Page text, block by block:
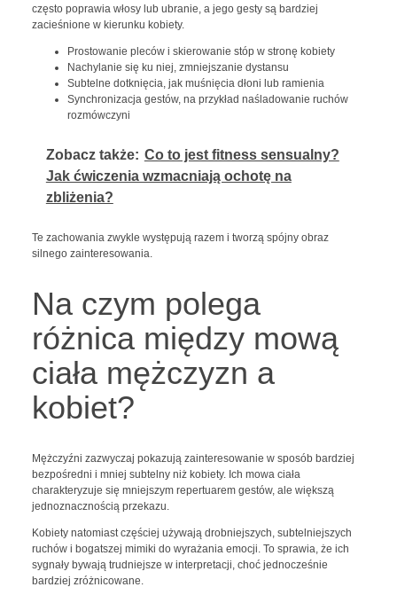
często poprawia włosy lub ubranie, a jego gesty są bardziej
zacieśnione w kierunku kobiety.
Prostowanie pleców i skierowanie stóp w stronę kobiety
Nachylanie się ku niej, zmniejszanie dystansu
Subtelne dotknięcia, jak muśnięcia dłoni lub ramienia
Synchronizacja gestów, na przykład naśladowanie ruchów
rozmówczyni
Zobacz także: Co to jest fitness sensualny?
Jak ćwiczenia wzmacniają ochotę na
zbliżenia?
Te zachowania zwykle występują razem i tworzą spójny obraz
silnego zainteresowania.
Na czym polega
różnica między mową
ciała mężczyzn a
kobiet?
Mężczyźni zazwyczaj pokazują zainteresowanie w sposób bardziej
bezpośredni i mniej subtelny niż kobiety. Ich mowa ciała
charakteryzuje się mniejszym repertuarem gestów, ale większą
jednoznacznością przekazu.
Kobiety natomiast częściej używają drobniejszych, subtelniejszych
ruchów i bogatszej mimiki do wyrażania emocji. To sprawia, że ich
sygnały bywają trudniejsze w interpretacji, choć jednocześnie
bardziej zróżnicowane.